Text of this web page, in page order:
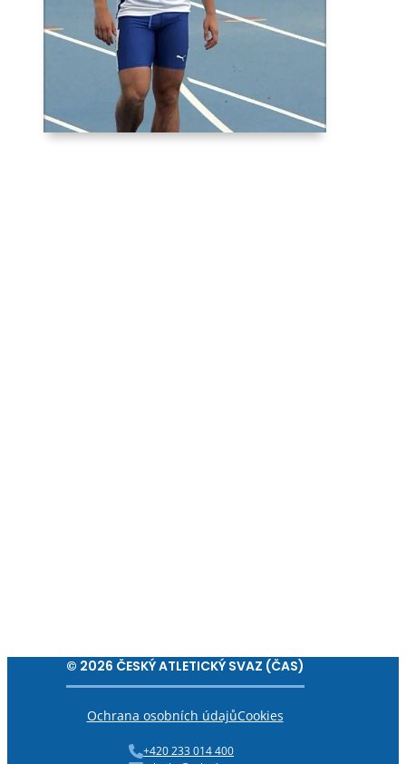
© 2026 ČESKÝ ATLETICKÝ SVAZ (ČAS)
Ochrana osobních údajůCookies
+420 233 014 400